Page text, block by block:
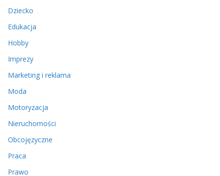
Dziecko
Edukacja
Hobby
Imprezy
Marketing i reklama
Moda
Motoryzacja
Nieruchomości
Obcojęzyczne
Praca
Prawo